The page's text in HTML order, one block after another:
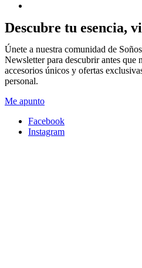
Descubre tu esencia,
Únete a nuestra comunidad de
Newsletter para descubrir antes que
accesorios únicos y ofertas
personal.
Me apunto
Facebook
Instagram